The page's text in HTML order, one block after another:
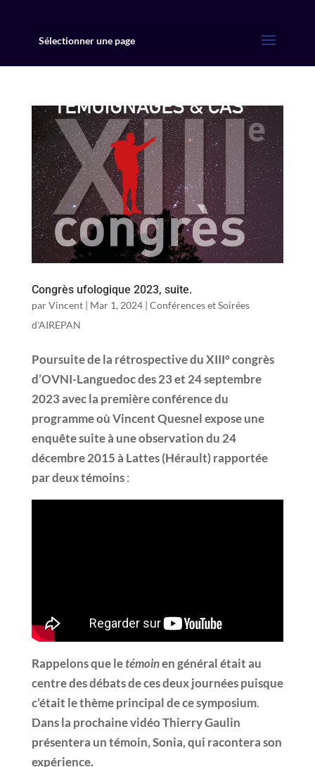
Sélectionner une page
Congrès ufologique 2023, suite.
parVincent| Mar 1, 2024| Conférences et Soirées
d'AIREPAN
Poursuite de la rétrospective du XIII° congrès
d’OVNI-Languedoc des 23 et 24 septembre
2023 avec la première conférence du
programme où Vincent Quesnel expose une
enquête suite à une observation du 24
décembre 2015 à Lattes (Hérault) rapportée
par deux témoins:
Rappelons que letémoinen général était au
centre des débats de ces deux journées puisque
c’était le thème principal de ce symposium.
Dans la prochaine vidéo Thierry Gaulin
présentera un témoin, Sonia, qui racontera son
expérience.